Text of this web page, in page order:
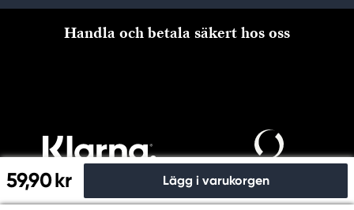
59,90 kr Lägg i varukorgen
Handla och betala säkert hos oss